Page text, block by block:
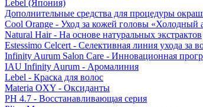
Lebel (Япония)
Дополнительные средства для процедуры
Cool Orange - Уход за кожей головы «Холодный
Natural Hair - На основе натуральных экстрактов
Estessimo Celcert - Селективная линия ухода за
Infinity Aurum Salon Care - Инновационная
IAU Infinity Aurum - Аромалиния
Lebel - Краска для волос
Materia OXY - Оксиданты
PH 4.7 - Восстанавливающая серия